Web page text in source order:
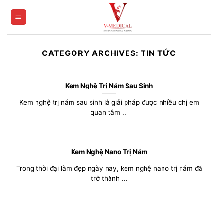
CATEGORY ARCHIVES:TIN TỨC
Kem Nghệ Trị Nám Sau Sinh
Kem nghệ trị nám sau sinh là giải pháp được nhiều chị em
quan tâm ...
Kem Nghệ Nano Trị Nám
Trong thời đại làm đẹp ngày nay, kem nghệ nano trị nám đã
trở thành ...